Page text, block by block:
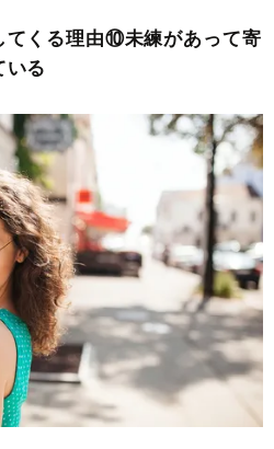
てくる理由⑩未練があって寄
いる